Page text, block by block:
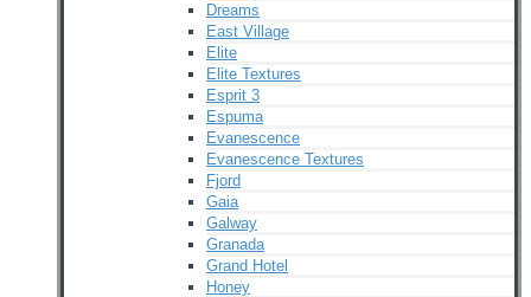
Dreams
East Village
Elite
Elite Textures
Esprit 3
Espuma
Evanescence
Evanescence Textures
Fjord
Gaia
Galway
Granada
Grand Hotel
Honey